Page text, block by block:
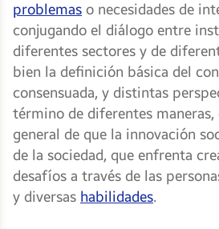
problemas o necesidades de
conjugando el diálogo entre
diferentes sectores y de
bien la definición básica del
consensuada, y distintas
término de diferentes maneras,
general de que la innovación
de la sociedad, que enfrenta
desafíos a través de las
y diversas habilidades.